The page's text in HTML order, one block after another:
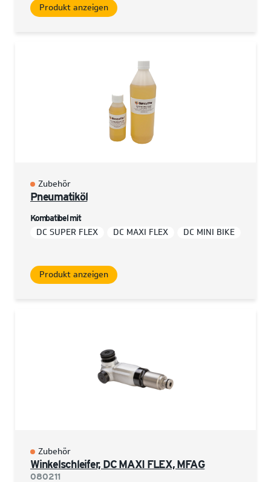
Produkt anzeigen
Zubehör
Pneumatiköl
Kombatibel mit
DC SUPER FLEX DC MAXI FLEX DC MINI BIKE
Produkt anzeigen
Zubehör
Winkelschleifer, DC MAXI FLEX, MFAG
080211